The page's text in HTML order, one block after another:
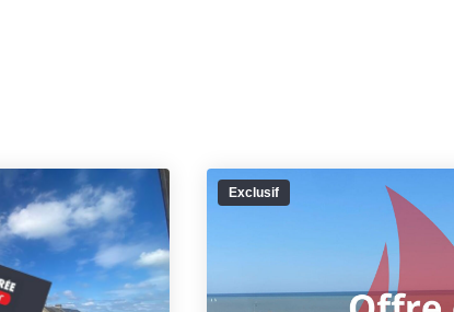
Exclusif